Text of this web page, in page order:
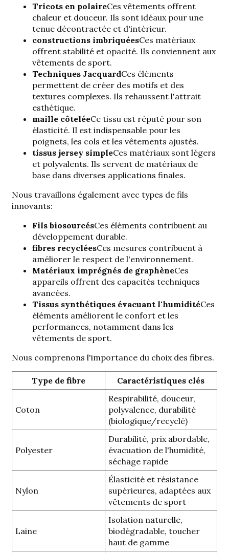
Tricots en polaireCes vêtements offrent
chaleur et douceur. Ils sont idéaux pour une
tenue décontractée et d'intérieur.
constructions imbriquéesCes matériaux
offrent stabilité et opacité. Ils conviennent aux
vêtements de sport.
Techniques JacquardCes éléments
permettent de créer des motifs et des
textures complexes. Ils rehaussent l'attrait
esthétique.
maille côteléeCe tissu est réputé pour son
élasticité. Il est indispensable pour les
poignets, les cols et les vêtements ajustés.
tissus jersey simpleCes matériaux sont légers
et polyvalents. Ils servent de matériaux de
base dans diverses applications finales.
Nous travaillons également avec types de fils
innovants:
Fils biosourcésCes éléments contribuent au
développement durable.
fibres recycléesCes mesures contribuent à
améliorer le respect de l'environnement.
Matériaux imprégnés de graphèneCes
appareils offrent des capacités techniques
avancées.
Tissus synthétiques évacuant l'humiditéCes
éléments améliorent le confort et les
performances, notamment dans les
vêtements de sport.
Nous comprenons l'importance du choix des fibres.
Type de fibre Caractéristiques clés
Coton
Respirabilité, douceur,
polyvalence, durabilité
(biologique/recyclé)
Polyester
Durabilité, prix abordable,
évacuation de l'humidité,
séchage rapide
Nylon
Élasticité et résistance
supérieures, adaptées aux
vêtements de sport
Laine
Isolation naturelle,
biodégradable, toucher
haut de gamme